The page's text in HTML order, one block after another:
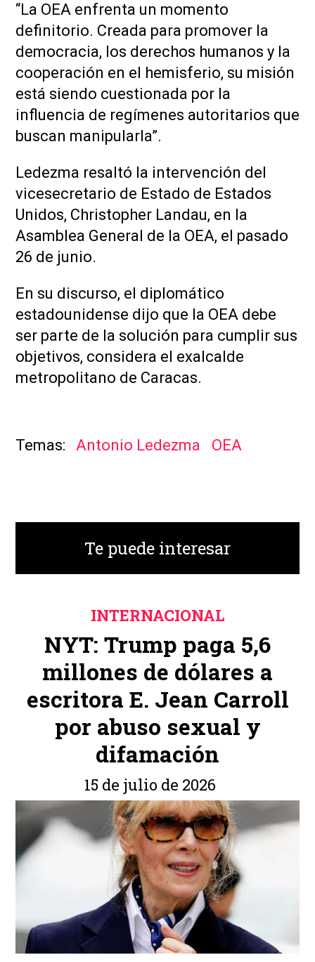
“La OEA enfrenta un momento
definitorio. Creada para promover la
democracia, los derechos humanos y la
cooperación en el hemisferio, su misión
está siendo cuestionada por la
influencia de regímenes autoritarios que
buscan manipularla”.
Ledezma resaltó la intervención del
vicesecretario de Estado de Estados
Unidos, Christopher Landau, en la
Asamblea General de la OEA, el pasado
26 de junio.
En su discurso, el diplomático
estadounidense dijo que la OEA debe
ser parte de la solución para cumplir sus
objetivos, considera el exalcalde
metropolitano de Caracas.
Antonio Ledezma OEA
Te puede interesar
NYT: Trump paga 5,6
millones de dólares a
escritora E. Jean Carroll
por abuso sexual y
difamación
INTERNACIONAL
15 de julio de 2026